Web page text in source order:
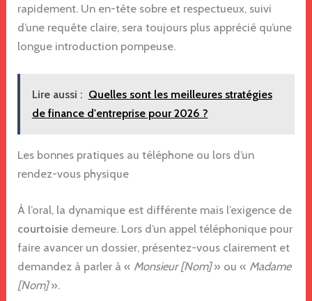
rapidement. Un en-tête sobre et respectueux, suivi
d’une requête claire, sera toujours plus apprécié qu’une
longue introduction pompeuse.
Lire aussi : Quelles sont les meilleures stratégies
de finance d'entreprise pour 2026 ?
Les bonnes pratiques au téléphone ou lors d’un
rendez-vous physique
À l’oral, la dynamique est différente mais l’exigence de
courtoisie demeure. Lors d’un appel téléphonique pour
faire avancer un dossier, présentez-vous clairement et
demandez à parler à « Monsieur [Nom]» ou « Madame
[Nom]».